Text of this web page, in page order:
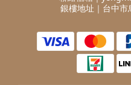
銀樓地址｜台中